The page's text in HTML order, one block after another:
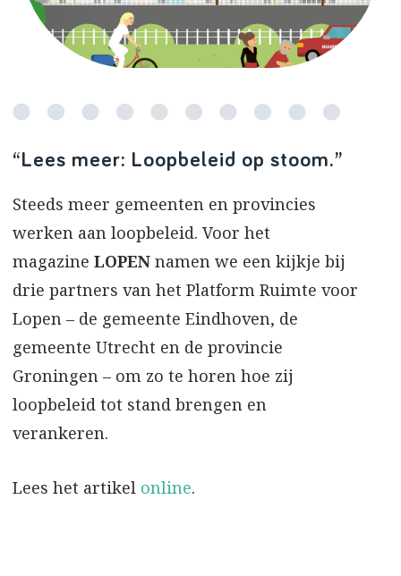
“Lees meer: Loopbeleid op stoom.”
Steeds meer gemeenten en provincies
werken aan loopbeleid. Voor het
magazine LOPEN namen we een kijkje bij
drie partners van het Platform Ruimte voor
Lopen – de gemeente Eindhoven, de
gemeente Utrecht en de provincie
Groningen – om zo te horen hoe zij
loopbeleid tot stand brengen en
verankeren.
Lees het artikel online.